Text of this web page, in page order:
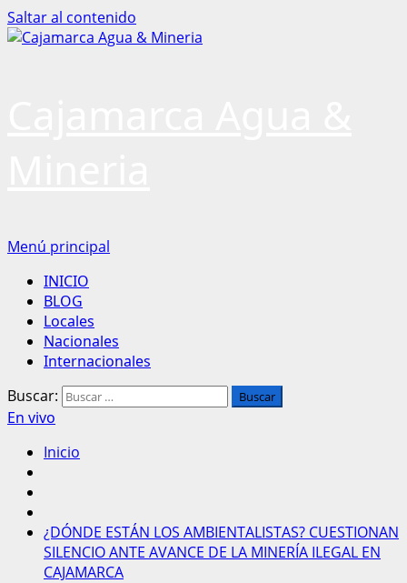
Saltar al contenido
Menú principal
INICIO
BLOG
Locales
Nacionales
Internacionales
Buscar:
En vivo
Inicio
¿DÓNDE ESTÁN LOS AMBIENTALISTAS? CUESTIONAN
SILENCIO ANTE AVANCE DE LA MINERÍA ILEGAL EN
CAJAMARCA